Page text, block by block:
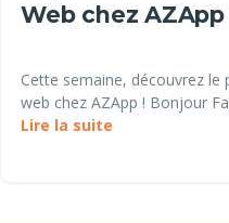
Web chez AZApp
Cette semaine, découvrez
web chez AZApp ! Bonjour
Lire la suite